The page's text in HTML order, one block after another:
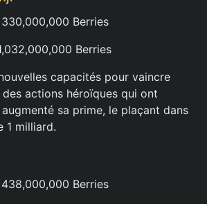
330,000,000 Berries
Berries
capacités pour vaincre
des actions héroïques qui ont
sa prime, le plaçant dans
1 milliard.
438,000,000 Berries